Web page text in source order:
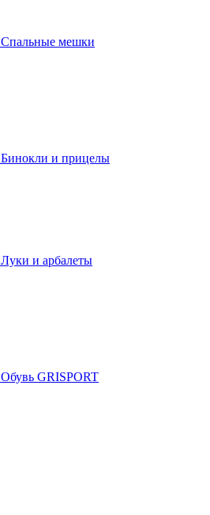
Спальные мешки
Бинокли и прицелы
Луки и арбалеты
Обувь GRISPORT